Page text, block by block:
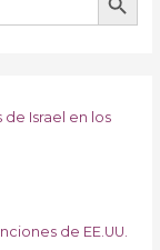
Israel en los
de EE.UU.